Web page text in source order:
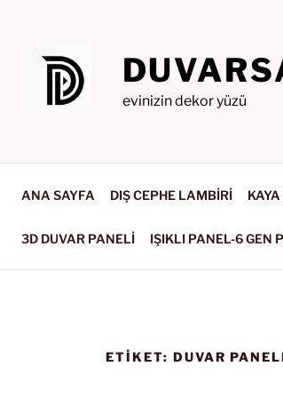
evinizin dekor yüzü
ANA SAYFA DIŞ CEPHE LAMBİRİ
3D DUVAR PANELİ IŞIKLI PANEL-6 GEN
ETIKET: DUVAR